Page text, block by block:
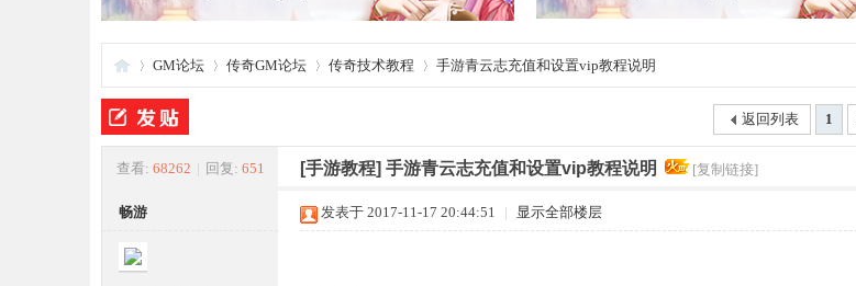
夜 »
GM论坛
›
传奇GM论坛
›
传奇技术教程
›
手游青云志充值和设置vip教程说明
1
返回列表
查看: 68262 | 回复: 651 [手游教程] 手游青云志充值和设置vip教程说明 [复制链接]
畅游 发表于 2017-11-17 20:44:51 | 显示全部楼层